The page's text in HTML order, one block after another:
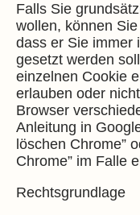
Falls Sie
wollen, können
dass er Sie immer
gesetzt werden
einzelnen Cookie
erlauben oder
Browser
Anleitung in
löschen Chrome”
Chrome” im Falle
Rechtsgrundlage